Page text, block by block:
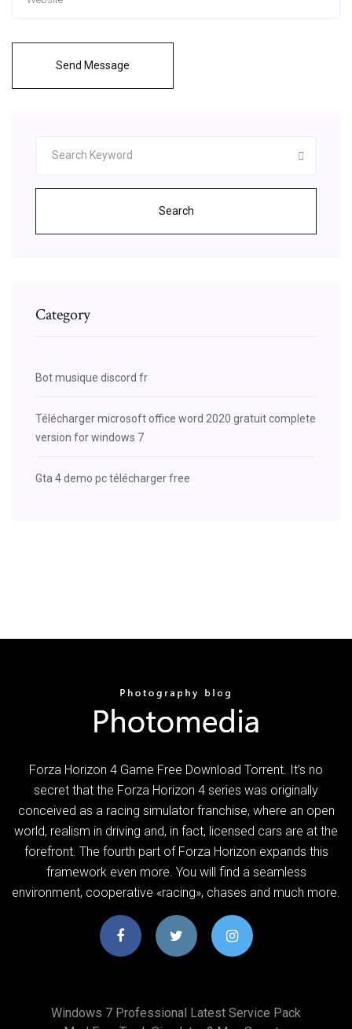
Send Message
Search
Category
Bot musique discord fr
Télécharger microsoft office word 2020 gratuit complete
version for windows 7
Gta 4 demo pc télécharger free
Forza Horizon 4 Game Free Download Torrent. It’s no
secret that the Forza Horizon 4 series was originally
conceived as a racing simulator franchise, where an open
world, realism in driving and, in fact, licensed cars are at the
forefront. The fourth part of Forza Horizon expands this
framework even more. You will find a seamless
environment, cooperative «racing», chases and much more.
Windows 7 Professional Latest Service Pack